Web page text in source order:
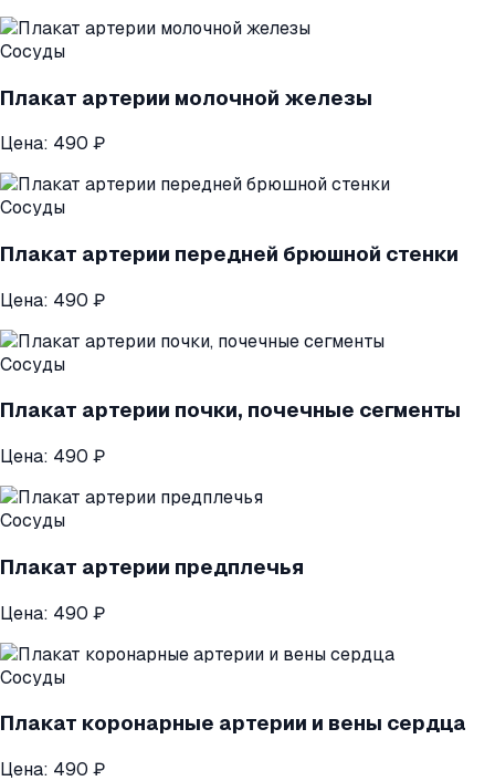
Сосуды
Плакат артерии молочной железы
Цена: 490 ₽
Сосуды
Плакат артерии передней брюшной стенки
Цена: 490 ₽
Сосуды
Плакат артерии почки, почечные сегменты
Цена: 490 ₽
Сосуды
Плакат артерии предплечья
Цена: 490 ₽
Сосуды
Плакат коронарные артерии и вены сердца
Цена: 490 ₽